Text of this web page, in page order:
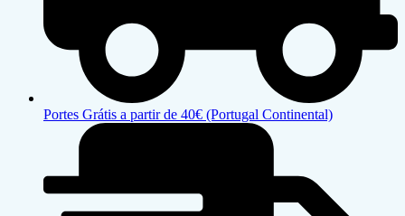
Portes Grátis a partir de 40€ (Portugal Continental)